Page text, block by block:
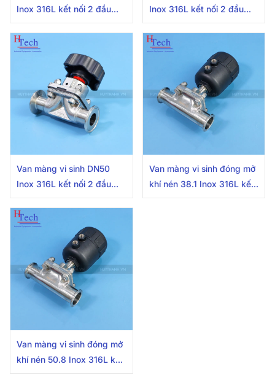
Inox 316L kết nối 2 đầu
Inox 316L kết nối 2 đầu
Van màng vi sinh DN50
Inox 316L kết nối 2 đầu
Van màng vi sinh đóng mở
khí nén 38.1 Inox 316L kết
Van màng vi sinh đóng mở
khí nén 50.8 Inox 316L kết